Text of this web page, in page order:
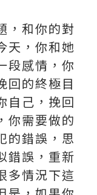
，和你的對
天，你和她
段感情，你
回的終極目
自己，挽回
你需要做的
的錯誤，思
錯誤，重新
多情況下這